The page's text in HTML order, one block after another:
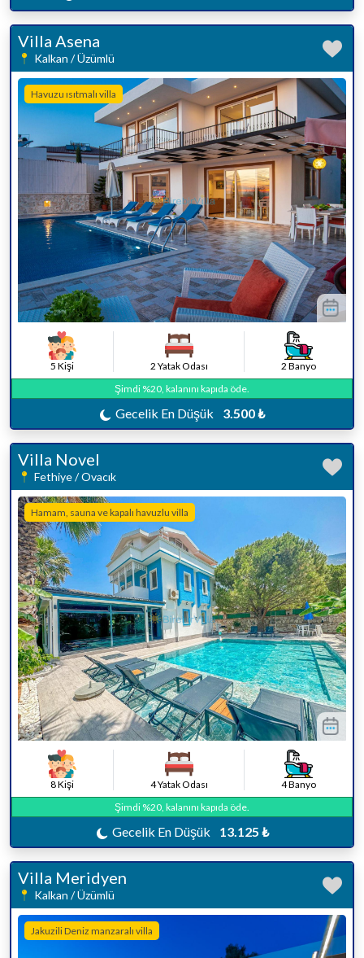
Villa Asena
Kalkan / Üzümlü
Havuzu ısıtmalı villa
5 Kişi 2 Yatak Odası
2 Banyo
Şimdi %20, kalanını kapıda öde.
Gecelik En Düşük 3.500 ₺
Villa Novel
Fethiye / Ovacık
Hamam, sauna ve kapalı havuzlu villa
8 Kişi 4 Yatak Odası
4 Banyo
Şimdi %20, kalanını kapıda öde.
Gecelik En Düşük 13.125 ₺
Villa Meridyen
Kalkan / Üzümlü
Jakuzili Deniz manzaralı villa